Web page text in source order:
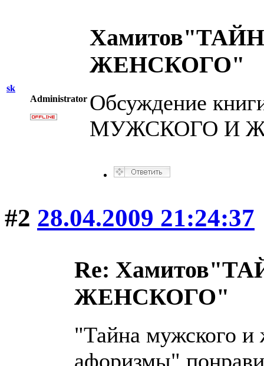
sk
Administrator
ЖЕНСКОГО"
Обсуждение
МУЖСКОГО И
#2 28.04.2009 21:24:37
Re:
ЖЕНСКОГО"
"Тайна мужского
афоризмы"